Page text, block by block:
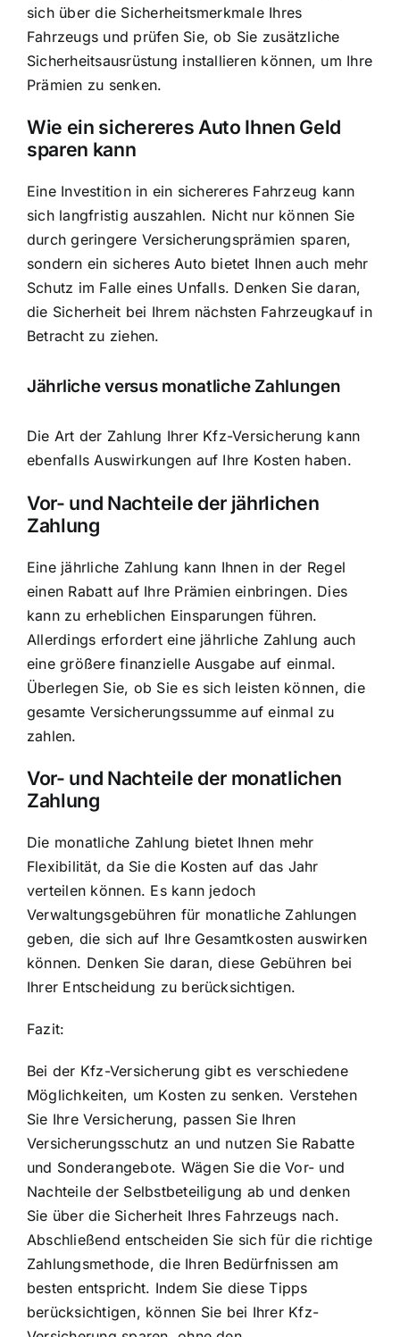
sich über die Sicherheitsmerkmale Ihres
Fahrzeugs und prüfen Sie, ob Sie zusätzliche
Sicherheitsausrüstung installieren können, um Ihre
Prämien zu senken.
Wie ein sichereres Auto Ihnen Geld
sparen kann
Eine Investition in ein sichereres Fahrzeug kann
sich langfristig auszahlen. Nicht nur können Sie
durch geringere Versicherungsprämien sparen,
sondern ein sicheres Auto bietet Ihnen auch mehr
Schutz im Falle eines Unfalls. Denken Sie daran,
die Sicherheit bei Ihrem nächsten Fahrzeugkauf in
Betracht zu ziehen.
Jährliche versus monatliche Zahlungen
Die Art der Zahlung Ihrer Kfz-Versicherung kann
ebenfalls Auswirkungen auf Ihre Kosten haben.
Vor- und Nachteile der jährlichen
Zahlung
Eine jährliche Zahlung kann Ihnen in der Regel
einen Rabatt auf Ihre Prämien einbringen. Dies
kann zu erheblichen Einsparungen führen.
Allerdings erfordert eine jährliche Zahlung auch
eine größere finanzielle Ausgabe auf einmal.
Überlegen Sie, ob Sie es sich leisten können, die
gesamte Versicherungssumme auf einmal zu
zahlen.
Vor- und Nachteile der monatlichen
Zahlung
Die monatliche Zahlung bietet Ihnen mehr
Flexibilität, da Sie die Kosten auf das Jahr
verteilen können. Es kann jedoch
Verwaltungsgebühren für monatliche Zahlungen
geben, die sich auf Ihre Gesamtkosten auswirken
können. Denken Sie daran, diese Gebühren bei
Ihrer Entscheidung zu berücksichtigen.
Fazit:
Bei der Kfz-Versicherung gibt es verschiedene
Möglichkeiten, um Kosten zu senken. Verstehen
Sie Ihre Versicherung, passen Sie Ihren
Versicherungsschutz an und nutzen Sie Rabatte
und Sonderangebote. Wägen Sie die Vor- und
Nachteile der Selbstbeteiligung ab und denken
Sie über die Sicherheit Ihres Fahrzeugs nach.
Abschließend entscheiden Sie sich für die richtige
Zahlungsmethode, die Ihren Bedürfnissen am
besten entspricht. Indem Sie diese Tipps
berücksichtigen, können Sie bei Ihrer Kfz-